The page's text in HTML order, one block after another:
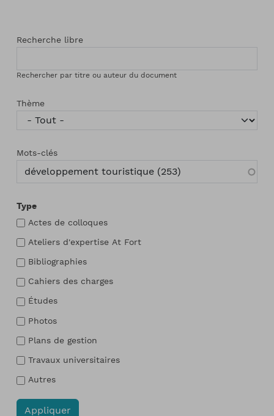
Recherche libre
Rechercher par titre ou auteur du document
Thème
Mots-clés
Type
Actes de colloques
Ateliers d'expertise At Fort
Bibliographies
Cahiers des charges
Études
Photos
Plans de gestion
Travaux universitaires
Autres